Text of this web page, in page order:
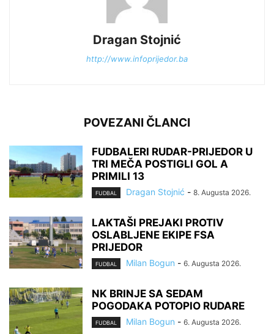
Dragan Stojnić
http://www.infoprijedor.ba
POVEZANI ČLANCI
FUDBALERI RUDAR-PRIJEDOR U
TRI MEČA POSTIGLI GOL A
PRIMILI 13
FUDBAL Dragan Stojnić - 8. Augusta 2026.
LAKTAŠI PREJAKI PROTIV
OSLABLJENE EKIPE FSA
PRIJEDOR
FUDBAL Milan Bogun - 6. Augusta 2026.
NK BRINJE SA SEDAM
POGODAKA POTOPIO RUDARE
FUDBAL Milan Bogun - 6. Augusta 2026.